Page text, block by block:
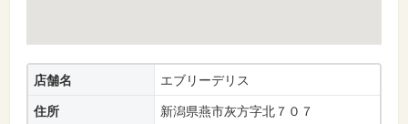
店舗名 エブリーデリス
住所 新潟県燕市灰方字北７０７